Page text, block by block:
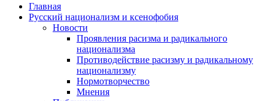
Главная
Русский национализм и ксенофобия
Новости
Проявления расизма и радикального
национализма
Противодействие расизму и радикальному
национализму
Нормотворчество
Мнения